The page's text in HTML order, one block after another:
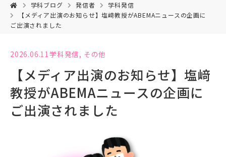
学科ブログ 発信者
学科発信
【メディア出演のお知らせ】塩﨑教授がABEMAニュースの企画に
ご出演されました
2026.06.11学科発信, その他
【メディア出演のお知らせ】塩﨑
教授がABEMAニュースの企画に
ご出演されました